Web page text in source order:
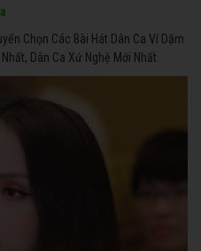
Chọn Các Bài Hát Dân Ca Ví Dặm
Dân Ca Xứ Nghệ Mới Nhất.